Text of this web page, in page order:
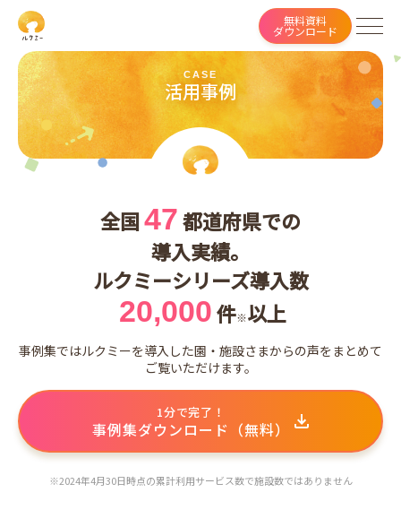
無料資料
ダウンロード
ルクミーとは
サービス一覧
活用事例
イベント・研修・セミナー
保護者ログイン
見積もり／お問い合わせ
導入の流れ
お知らせ
コラム
保護者様向け
CASE
活用事例
全国47都道府県での
導入実績。
ルクミーシリーズ導入数
20,000件※以上
事例集ではルクミーを導入した園・施設さまからの声をまとめて
ご覧いただけます。
1分で完了！
事例集ダウンロード（無料）
※2024年4月30日時点の累計利用サービス数で施設数ではありません